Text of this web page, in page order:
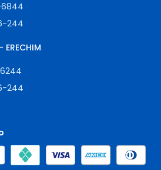
244
ERECHIM
244